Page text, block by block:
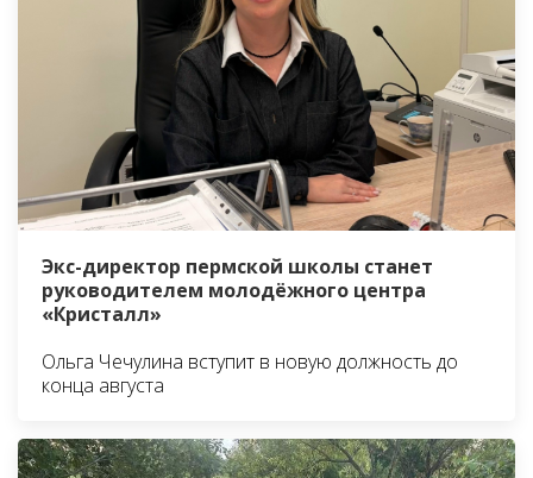
Экс-директор пермской школы станет
руководителем молодёжного центра
«Кристалл»
Ольга Чечулина вступит в новую должность до
конца августа